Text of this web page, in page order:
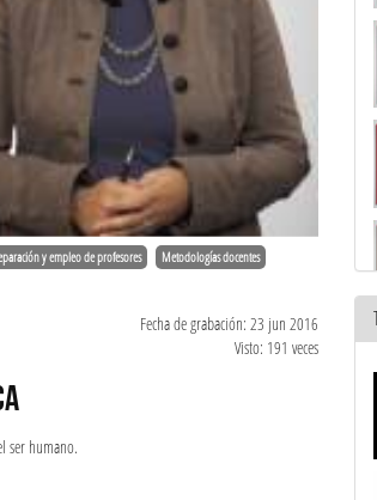
y empleo de profesores Metodologías docentes
Fecha de grabación: 23 jun 2016
Visto: 191 veces
ser humano.